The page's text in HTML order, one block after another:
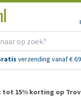
verzending vanaf €
tot 15% korting op